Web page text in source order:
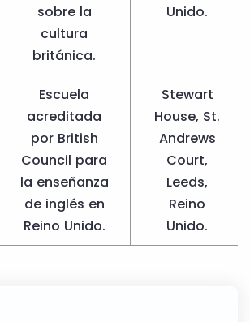
sobre la
cultura
británica.
Unido.
Escuela
acreditada
por British
Council para
la enseñanza
de inglés en
Reino Unido.
Stewart
House, St.
Andrews
Court,
Leeds,
Reino
Unido.